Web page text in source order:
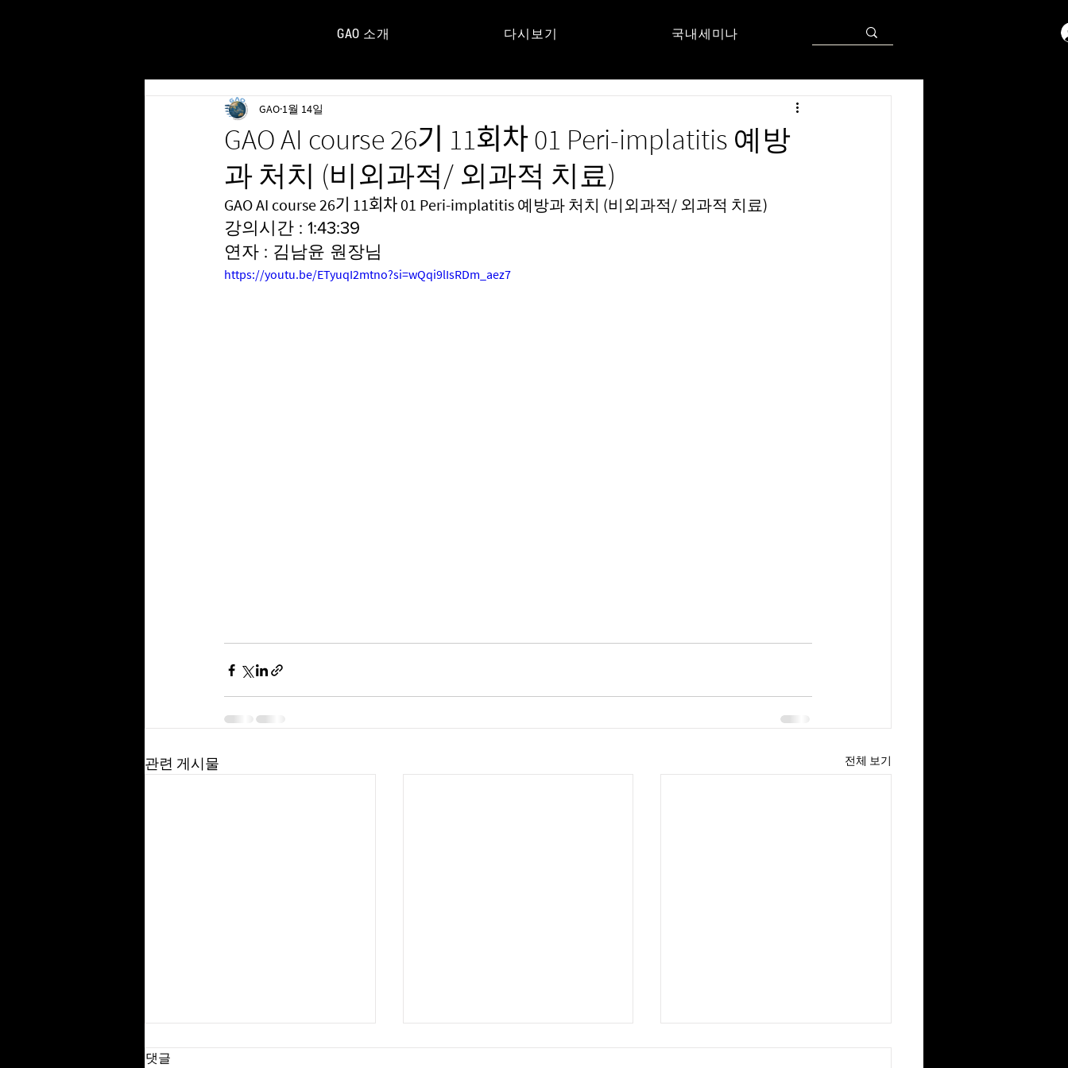
FORUM
GAO 소개 다시보기 국내세미나
GAO AI course 26기 11회차 01 Peri-implatitis 예방
과 처치 (비외과적/ 외과적 치료)
GAO 1월 14일
GAO AI course 26기 11회차 01 Peri-implatitis 예방과 처치 (비외과적/ 외과적 치료)
강의시간 : 1:43:39
연자 : 김남윤 원장님
https://youtu.be/ETyuqI2mtno?si=wQqi9lIsRDm_aez7
관련 게시물 전체 보기
댓글